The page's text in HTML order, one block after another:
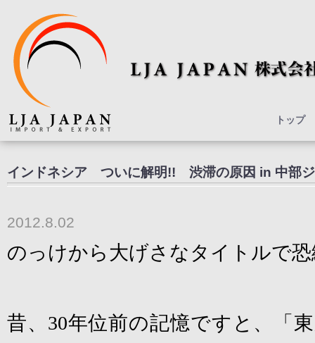
トップ
インドネシア ついに解明!! 渋滞の原因 in 中部
2012.8.02
のっけから大げさなタイトルで
昔、 30年位前の記憶ですと、「